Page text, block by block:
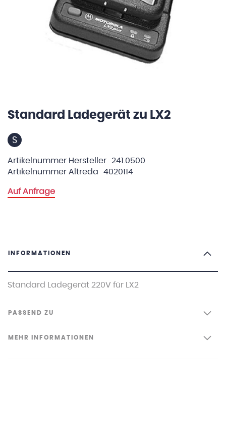
Zum
der
Bildergalerie
springen
Standard Ladegerät zu LX2
S
Artikelnummer Hersteller
241.0500
Artikelnummer Altreda
4020114
Auf Anfrage
INFORMATIONEN
Standard Ladegerät 220V für LX2
PASSEND ZU
MEHR INFORMATIONEN